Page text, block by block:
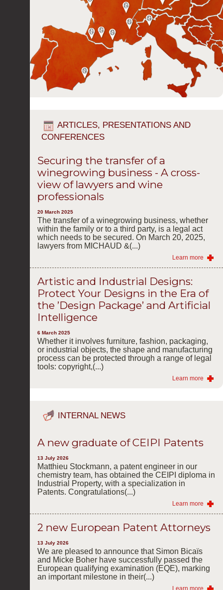
ARTICLES, PRESENTATIONS AND
CONFERENCES
Securing the transfer of a
winegrowing business - A cross-
view of lawyers and wine
professionals
20 March 2025
The transfer of a winegrowing business, whether
within the family or to a third party, is a legal act
which needs to be secured. On March 20, 2025,
lawyers from MICHAUD &(...)
Learn more
Artistic and Industrial Designs:
Protect Your Designs in the Era of
the ’Design Package’ and Artificial
Intelligence
6 March 2025
Whether it involves furniture, fashion, packaging,
or industrial objects, the shape and manufacturing
process can be protected through a range of legal
tools: copyright,(...)
Learn more
INTERNAL NEWS
A new graduate of CEIPI Patents
13 July 2026
Matthieu Stockmann, a patent engineer in our
chemistry team, has obtained the CEIPI diploma in
Industrial Property, with a specialization in
Patents. Congratulations(...)
Learn more
2 new European Patent Attorneys
13 July 2026
We are pleased to announce that Simon Bicaïs
and Micke Boher have successfully passed the
European qualifying examination (EQE), marking
an important milestone in their(...)
Learn more